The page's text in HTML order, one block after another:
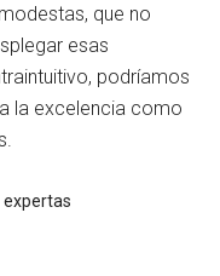
que no
esas
podríamos
la excelencia como
expertas